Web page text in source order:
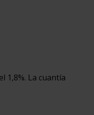
1,8%. La cuantía